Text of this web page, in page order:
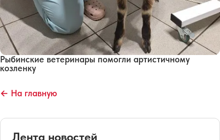
Рыбинские ветеринары помогли артистичному
козленку
← На главную
Лента новостей